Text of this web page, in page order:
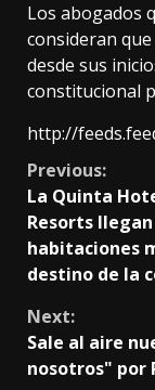
Los abogados
consideran
desde sus
constitucional
http://
Continue
Reading
Previous:
La Quinta
Resorts
habitaciones
destino de la
Next:
Sale al aire
nosotros" por